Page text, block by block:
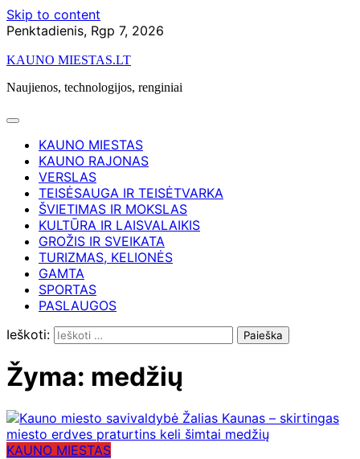
Skip to content
Penktadienis, Rgp 7, 2026
KAUNO MIESTAS.LT
Naujienos, technologijos, renginiai
KAUNO MIESTAS
KAUNO RAJONAS
VERSLAS
TEISĖSAUGA IR TEISĖTVARKA
ŠVIETIMAS IR MOKSLAS
KULTŪRA IR LAISVALAIKIS
GROŽIS IR SVEIKATA
TURIZMAS, KELIONĖS
GAMTA
SPORTAS
PASLAUGOS
Ieškoti:
Žyma: medžių
KAUNO MIESTAS